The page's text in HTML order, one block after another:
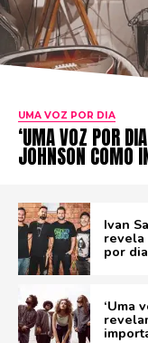
UMA VOZ POR DIA
‘UMA VOZ POR
JOHNSON COMO
Ivan
revela
por
‘Uma